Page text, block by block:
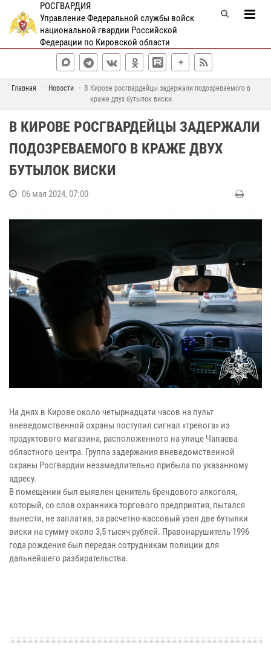
РОСГВАРДИЯ
Управление Федеральной службы войск
национальной гвардии Российской
Федерации по Кировской области
Главная Новости
В Кирове росгвардейцы задержали подозреваемого в
краже двух бутылок виски
В КИРОВЕ РОСГВАРДЕЙЦЫ ЗАДЕРЖАЛИ
ПОДОЗРЕВАЕМОГО В КРАЖЕ ДВУХ
БУТЫЛОК ВИСКИ
06 мая 2024, 07:00
На днях в Кирове около четырнадцати часов на пульт
вневедомственной охраны поступил сигнал «тревога» из
продуктового магазина, расположенного на улице Чапаева
областного центра. Группа задержания вневедомственной
охраны Росгвардии незамедлительно прибыла по указанному
адресу.
В помещении был выявлен ценитель брендового алкоголя,
который, со слов охранника торгового предприятия, пытался
вынести, не заплатив, за расчетно-кассовый узел две бутылки
виски на сумму около 3,5 тысяч рублей. Правонарушитель 1996
года рождения был передан сотрудникам полиции для
дальнейшего разбирательства.